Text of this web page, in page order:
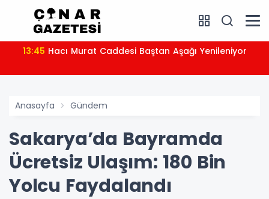
13:45 Hacı Murat Caddesi Baştan Aşağı Yenileniyor
Anasayfa Gündem
Sakarya’da Bayramda
Ücretsiz Ulaşım: 180 Bin
Yolcu Faydalandı